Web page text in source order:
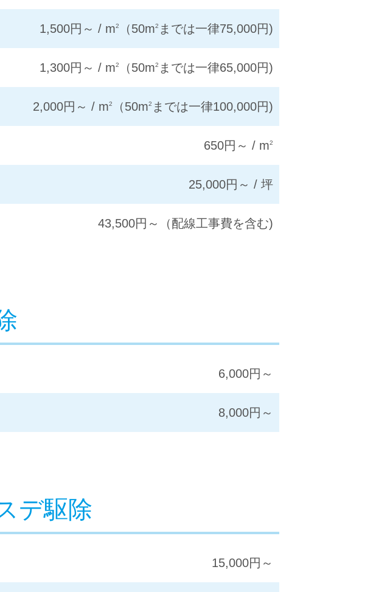
1,500円～ / m2 （50m2 までは一律75,000円)
1,300円～ / m2 （50m2 までは一律65,000円)
2,000円～ / m2 （50m2 までは一律100,000円)
650円～ / m2
25,000円～ / 坪
43,500円～（配線工事費を含む)
6,000円～
8,000円～
デ駆除
15,000円～